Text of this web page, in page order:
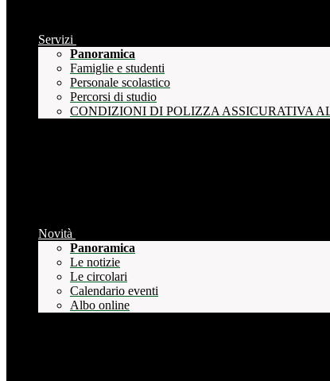
Servizi
Panoramica
Famiglie e studenti
Personale scolastico
Percorsi di studio
CONDIZIONI DI POLIZZA ASSICURATIVA
Novità
Panoramica
Le notizie
Le circolari
Calendario eventi
Albo online